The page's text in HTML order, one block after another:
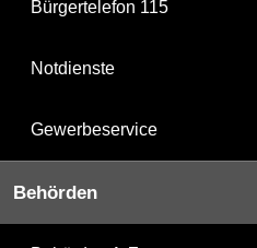
Bürgertelefon 115
Notdienste
Gewerbeservice
Behörden